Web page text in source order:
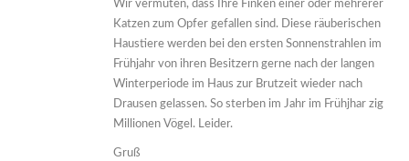
Wir vermuten, dass Ihre Finken einer oder mehrerer
Katzen zum Opfer gefallen sind. Diese räuberischen
Haustiere werden bei den ersten Sonnenstrahlen im
Frühjahr von ihren Besitzern gerne nach der langen
Winterperiode im Haus zur Brutzeit wieder nach
Drausen gelassen. So sterben im Jahr im Frühjhar zig
Millionen Vögel. Leider.
Gruß